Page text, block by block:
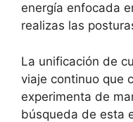
energía enfocada
realizas las
La unificación de
viaje continuo que
experimenta de
búsqueda de esta